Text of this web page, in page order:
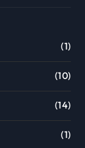
(1)
(10)
(14)
(1)